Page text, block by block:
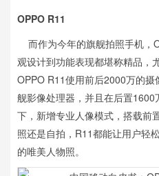
OPPO R11
而作为今年的旗舰拍照手机，
观设计到功能表现都堪称精品，
OPPO R11使用前后2000万的
舰影像处理器，并且在后置
下，新增专业人像模式，搭载前
照还是自拍，R11都能让用户轻
的唯美人物照。